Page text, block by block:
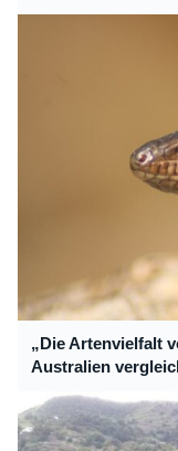
„Die Artenvielfalt
Australien